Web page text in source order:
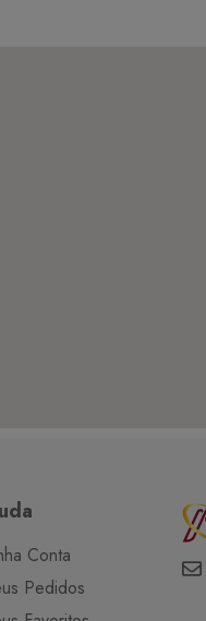
Conta
Pedidos